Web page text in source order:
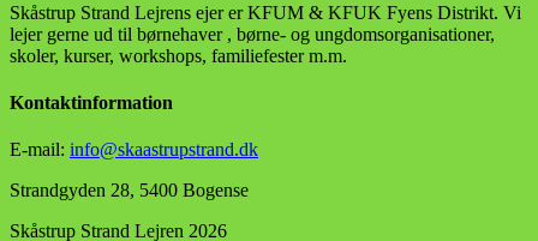
Skåstrup Strand Lejrens ejer er KFUM & KFUK Fyens Distrikt. Vi
lejer gerne ud til børnehaver , børne- og ungdomsorganisationer,
skoler, kurser, workshops, familiefester m.m.
Kontaktinformation
E-mail: info@skaastrupstrand.dk
Strandgyden 28, 5400 Bogense
Skåstrup Strand Lejren 2026